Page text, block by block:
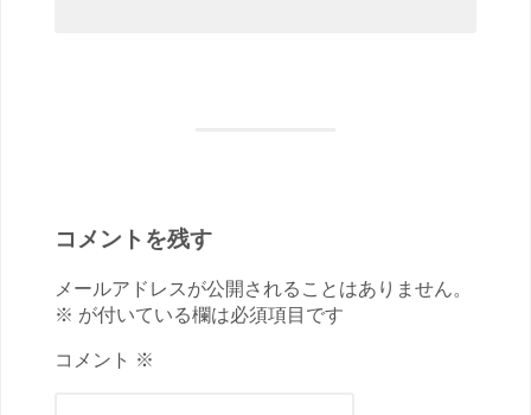
コメントを残す
メールアドレスが公開されることはありません。
※ が付いている欄は必須項目です
コメント ※